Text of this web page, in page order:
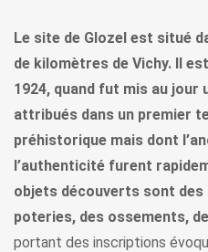
Le site de Glozel est situé
de kilomètres de Vichy. Il
1924, quand fut mis au jour
attribués dans un premier
préhistorique mais dont
l’authenticité furent
objets découverts sont
poteries, des ossements,
portant des inscriptions